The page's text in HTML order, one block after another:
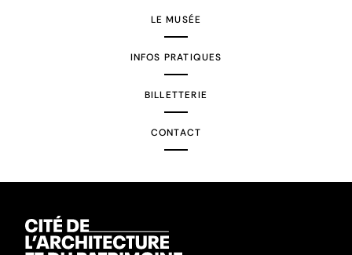
LE MUSÉE
INFOS PRATIQUES
BILLETTERIE
CONTACT